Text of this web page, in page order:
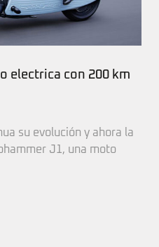
electrica con 200 km
su evolución y ahora la
J1, una moto